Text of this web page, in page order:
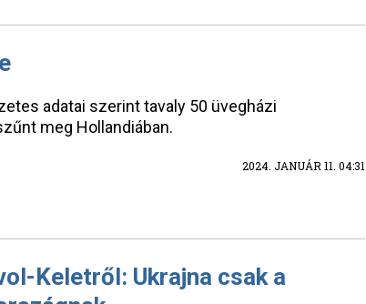
adatai szerint tavaly 50 üvegházi
meg Hollandiában.
2024. JANUÁR 11. 04:31
Keletről: Ukrajna csak a